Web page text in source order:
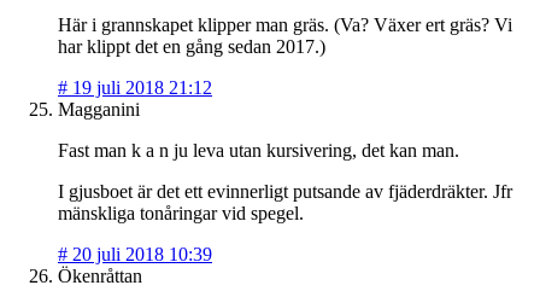
Här i grannskapet klipper man gräs. (Va? Växer ert gräs? Vi
har klippt det en gång sedan 2017.)
# 19 juli 2018 21:12
Magganini
Fast man k a n ju leva utan kursivering, det kan man.
I gjusboet är det ett evinnerligt putsande av fjäderdräkter. Jfr
mänskliga tonåringar vid spegel.
# 20 juli 2018 10:39
Ökenråttan